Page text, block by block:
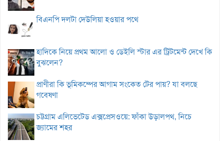
বিএনপি দলটা দেউলিয়া হওয়ার পথে
হাদিকে নিয়ে প্রথম আলো ও ডেইলি স্টার এর ট্রিটমেন্ট দেখে কি
বুঝলেন?
প্রাণীরা কি ভূমিকম্পের আগাম সংকেত টের পায়? যা বলছে
গবেষণা
চট্টগ্রাম এলিভেটেড এক্সপ্রেসওয়ে: ফাঁকা উড়ালপথ, নিচে
জ্যামের শহর